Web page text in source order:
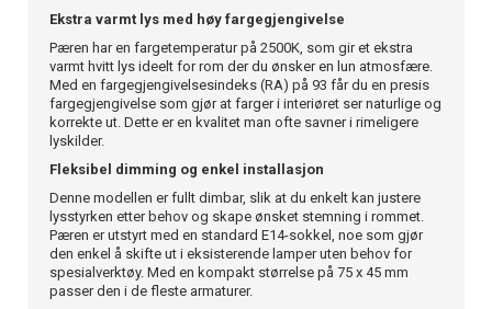
Ekstra varmt lys med høy fargegjengivelse
Pæren har en fargetemperatur på 2500K, som gir et ekstra
varmt hvitt lys ideelt for rom der du ønsker en lun atmosfære.
Med en fargegjengivelsesindeks (RA) på 93 får du en presis
fargegjengivelse som gjør at farger i interiøret ser naturlige og
korrekte ut. Dette er en kvalitet man ofte savner i rimeligere
lyskilder.
Fleksibel dimming og enkel installasjon
Denne modellen er fullt dimbar, slik at du enkelt kan justere
lysstyrken etter behov og skape ønsket stemning i rommet.
Pæren er utstyrt med en standard E14-sokkel, noe som gjør
den enkel å skifte ut i eksisterende lamper uten behov for
spesialverktøy. Med en kompakt størrelse på 75 x 45 mm
passer den i de fleste armaturer.